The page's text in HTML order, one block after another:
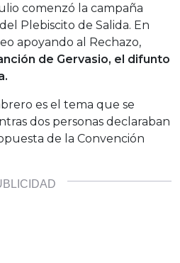
comenzó la campaña
Plebiscito de Salida. En
apoyando al Rechazo,
de Gervasio, el difunto
es el tema que se
dos personas declaraban
de la Convención